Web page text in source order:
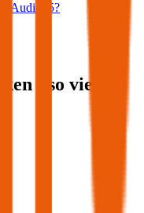
Audi Q5?
- so viel